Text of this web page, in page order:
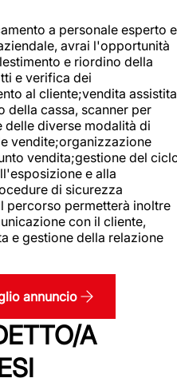
a personale esperto e
avrai l'opportunità
e riordino della
e verifica dei
al cliente;vendita assistita
cassa, scanner per
delle diverse modalità di
vendite;organizzazione
vendita;gestione del
e alla
di sicurezza
percorso permetterà inoltre
con il cliente,
e gestione della relazione
annuncio
A